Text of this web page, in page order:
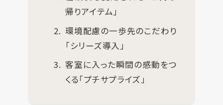
帰りアイテム」
環境配慮の一歩先のこだわり
「シリーズ導入」
客室に入った瞬間の感動をつ
くる「プチサプライズ」